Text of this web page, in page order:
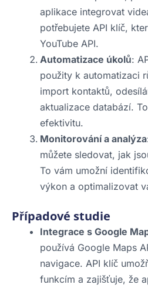
aplikace integrovat
potřebujete API klíč,
YouTube API.
Automatizace úkolů:
použity k automatizaci
import kontaktů,
aktualizace databází.
efektivitu.
Monitorování a analýza
můžete sledovat, jak
To vám umožní
výkon a optimalizovat
Případové studie
Integrace s Google
používá Google Maps
navigace. API klíč
funkcím a zajišťuje, že